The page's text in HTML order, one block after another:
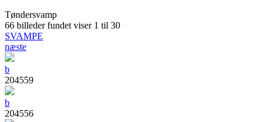
Tøndersvamp
66 billeder fundet viser 1 til 30
SVAMPE
næste
b
204559
b
204556